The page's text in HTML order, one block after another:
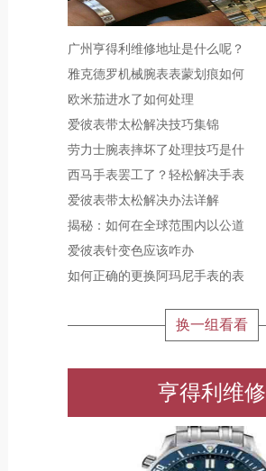
广州亨得利维修地址是什么呢？
雅克德罗机械腕表表蒙划痕如何
欧米茄进水了如何处理
爱彼表带太松解决技巧集锦
劳力士腕表摔坏了处理技巧是什
西马手表罢工了？轻松解决手表
爱彼表带太松解决办法详解
揭秘：如何在全球范围内以公道
爱彼表针变色应该咋办
如何正确的更换阿玛尼手表的表
换一组看看
亨得利维修